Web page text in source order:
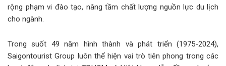
rộng phạm vi đào tạo, nâng tầm chất lượng nguồn lực du lịch
cho ngành.
Trong suốt 49 năm hình thành và phát triển (1975-2024),
Saigontourist Group luôn thể hiện vai trò tiên phong trong các